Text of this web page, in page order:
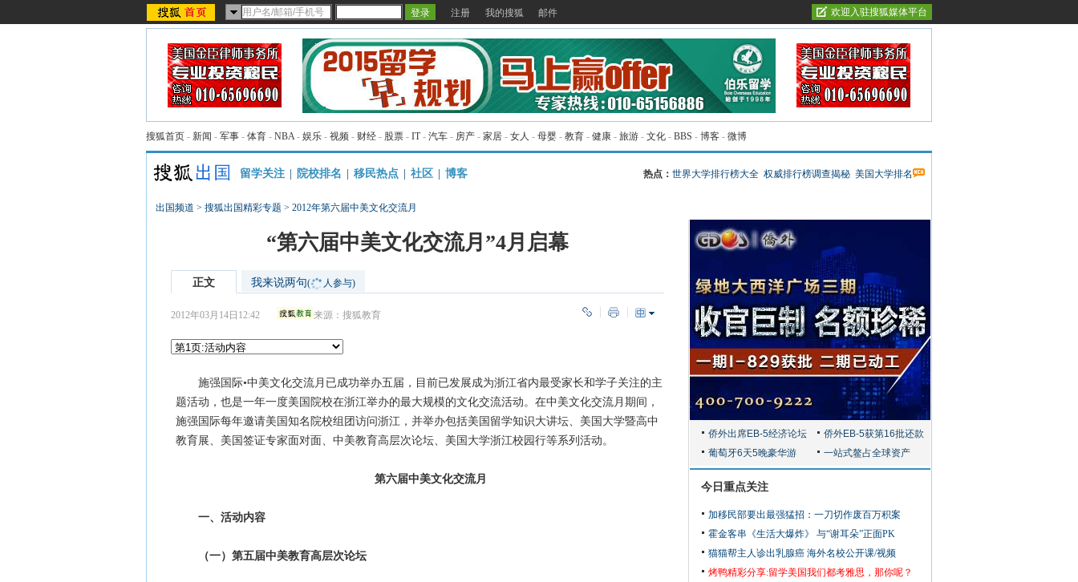
注册 我的搜狐 邮件 欢迎入驻搜狐媒体平台
搜狐首页 - 新闻 - 军事 - 体育 - NBA- 娱乐 - 视频 - 财经 - 股票 - IT- 汽车 - 房产 - 家居 - 女人 - 母婴 - 教育 - 健康 - 旅游 - 文化 - BBS - 博客 - 微博
留学关注 院校排名 移民热点 社区 博客 热点： 世界大学排行榜大全 权威排行榜调查揭秘 美国大学排名
出国频道 > 搜狐出国精彩专题 > 2012年第六届中美文化交流月
“第六届中美文化交流月”4月启幕
正文 我来说两句( 人参与)
2012年03月14日12:42 来源：搜狐教育
施强国际•中美文化交流月已成功举办五届，目前已发展成为浙江省内最受家长和学子关注的主
题活动，也是一年一度美国院校在浙江举办的最大规模的文化交流活动。在中美文化交流月期间，
施强国际每年邀请美国知名院校组团访问浙江，并举办包括美国留学知识大讲坛、美国大学暨高中
教育展、美国签证专家面对面、中美教育高层次论坛、美国大学浙江校园行等系列活动。
第六届中美文化交流月
一、活动内容
（一）第五届中美教育高层次论坛
今日重点关注
加移民部要出最强猛招：一刀切作废百万积案
霍金客串《生活大爆炸》 与“谢耳朵”正面PK
猫猫帮主人诊出乳腺癌 海外名校公开课/视频
烤鸭精彩分享:留学美国我们都考雅思，那你呢？